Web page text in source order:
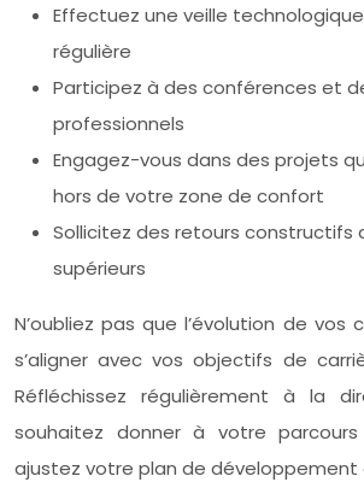
Effectuez une veille
régulière
Participez à des conférences et
professionnels
Engagez-vous dans des projets
hors de votre zone de confort
Sollicitez des retours constructifs
supérieurs
N’oubliez pas que l’évolution de
s’aligner avec vos objectifs de
Réfléchissez régulièrement à la
souhaitez donner à votre
ajustez votre plan de développement